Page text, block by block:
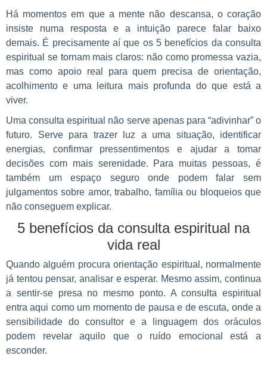
Há momentos em que a mente não descansa, o coração
insiste numa resposta e a intuição parece falar baixo
demais. É precisamente aí que os 5 benefícios da consulta
espiritual se tornam mais claros: não como promessa vazia,
mas como apoio real para quem precisa de orientação,
acolhimento e uma leitura mais profunda do que está a
viver.
Uma consulta espiritual não serve apenas para “adivinhar” o
futuro. Serve para trazer luz a uma situação, identificar
energias, confirmar pressentimentos e ajudar a tomar
decisões com mais serenidade. Para muitas pessoas, é
também um espaço seguro onde podem falar sem
julgamentos sobre amor, trabalho, família ou bloqueios que
não conseguem explicar.
5 benefícios da consulta espiritual na
vida real
Quando alguém procura orientação espiritual, normalmente
já tentou pensar, analisar e esperar. Mesmo assim, continua
a sentir-se presa no mesmo ponto. A consulta espiritual
entra aqui como um momento de pausa e de escuta, onde a
sensibilidade do consultor e a linguagem dos oráculos
podem revelar aquilo que o ruído emocional está a
esconder.